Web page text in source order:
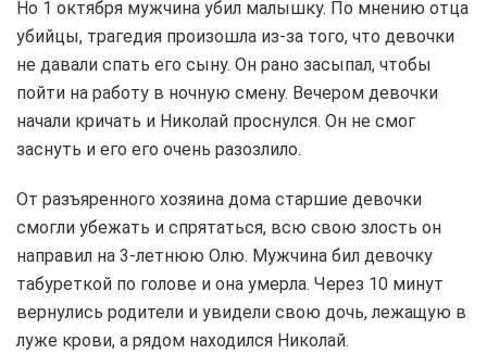
Но 1 октября мужчина убил малышку. По мнению отца
убийцы, трагедия произошла из-за того, что девочки
не давали спать его сыну. Он рано засыпал, чтобы
пойти на работу в ночную смену. Вечером девочки
начали кричать и Николай проснулся. Он не смог
заснуть и его его очень разозлило.
От разъяренного хозяина дома старшие девочки
смогли убежать и спрятаться, всю свою злость он
направил на 3-летнюю Олю. Мужчина бил девочку
табуреткой по голове и она умерла. Через 10 минут
вернулись родители и увидели свою дочь, лежащую в
луже крови, а рядом находился Николай.